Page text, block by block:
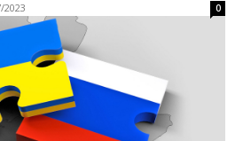
2023 0